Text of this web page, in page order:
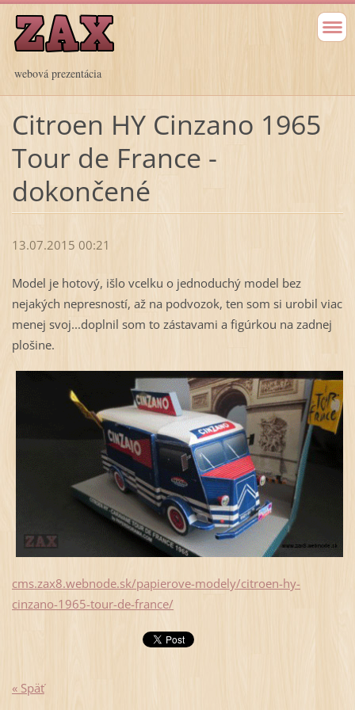
webová prezentácia
Citroen HY Cinzano 1965
Tour de France -
dokončené
13.07.2015 00:21
Model je hotový, išlo vcelku o jednoduchý model bez
nejakých nepresností, až na podvozok, ten som si urobil viac
menej svoj...doplnil som to zástavami a figúrkou na zadnej
plošine.
cms.zax8.webnode.sk/papierove-modely/citroen-hy-
cinzano-1965-tour-de-france/
« Späť